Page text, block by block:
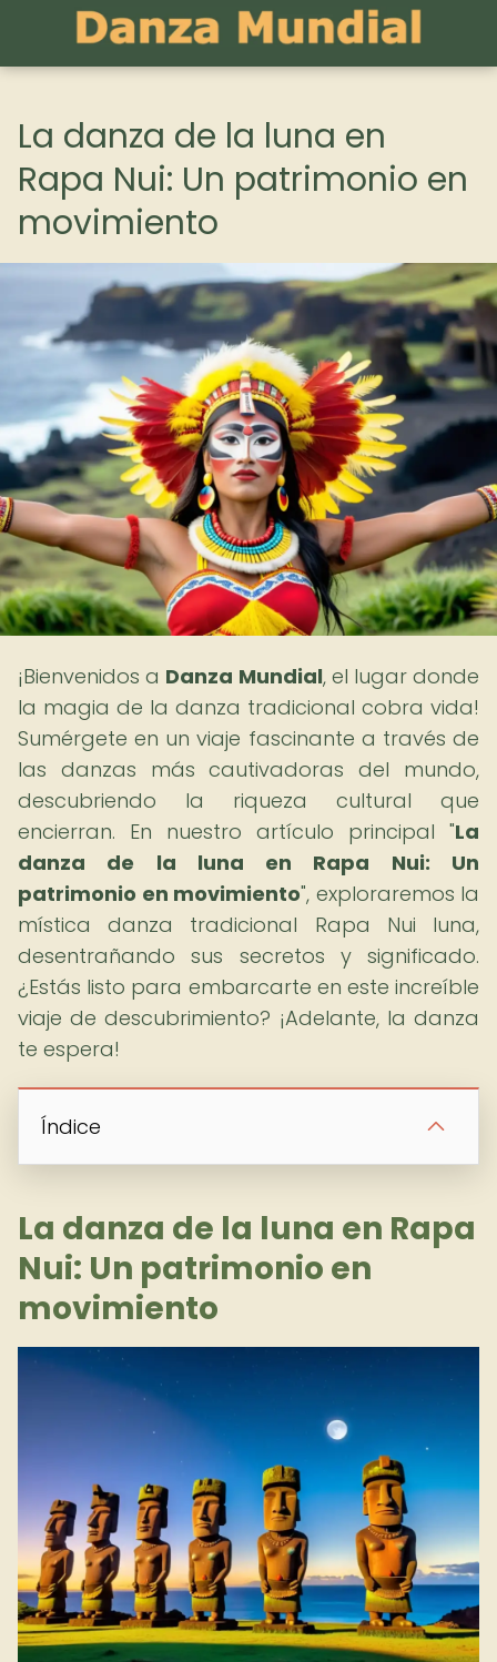
La danza de la luna en
Rapa Nui: Un patrimonio en
movimiento
¡Bienvenidos a Danza Mundial, el lugar donde
la magia de la danza tradicional cobra vida!
Sumérgete en un viaje fascinante a través de
las danzas más cautivadoras del mundo,
descubriendo la riqueza cultural que
encierran. En nuestro artículo principal "La
danza de la luna en Rapa Nui: Un
patrimonio en movimiento", exploraremos la
mística danza tradicional Rapa Nui luna,
desentrañando sus secretos y significado.
¿Estás listo para embarcarte en este increíble
viaje de descubrimiento? ¡Adelante, la danza
te espera!
Índice
La danza de la luna en Rapa
Nui: Un patrimonio en
movimiento